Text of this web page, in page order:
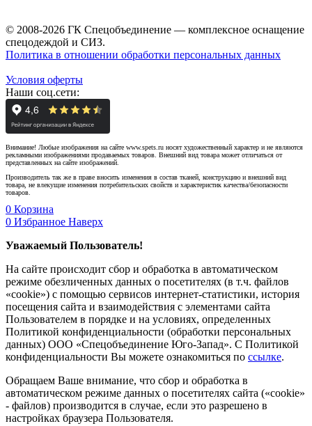
© 2008-2026 ГК Спецобъединение — комплексное оснащение
спецодеждой и СИЗ.
Политика в отношении обработки персональных данных
Условия оферты
Наши соц.сети:
Внимание! Любые изображения на сайте www.spets.ru носят художественный характер и не являются
рекламными изображениями продаваемых товаров. Внешний вид товара может отличаться от
представленных на сайте изображений.
Производитель так же в праве вносить изменения в состав тканей, конструкцию и внешний вид
товара, не влекущие изменения потребительских свойств и характеристик качества/безопасности
товаров.
0 Корзина
0 Избранное Наверх
Уважаемый Пользователь!
На сайте происходит сбор и обработка в автоматическом
режиме обезличенных данных о посетителях (в т.ч. файлов
«cookie») с помощью сервисов интернет-статистики, история
посещения сайта и взаимодействия с элементами сайта
Пользователем в порядке и на условиях, определенных
Политикой конфиденциальности (обработки персональных
данных) ООО «Спецобъединение Юго-Запад». С Политикой
конфиденциальности Вы можете ознакомиться по ссылке.
Обращаем Ваше внимание, что сбор и обработка в
автоматическом режиме данных о посетителях сайта («cookie»
- файлов) производится в случае, если это разрешено в
настройках браузера Пользователя.